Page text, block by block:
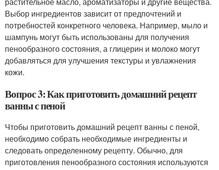
Выбор ингредиентов зависит от предпочтений и
потребностей конкретного человека. Например, мыло и
шампунь могут быть использованы для получения
пенообразного состояния, а глицерин и молоко могут
добавляться для улучшения текстуры и увлажнения
кожи.
Вопрос 3: Как приготовить домашний рецепт
ванны с пеной
Чтобы приготовить домашний рецепт ванны с пеной,
необходимо собрать необходимые ингредиенты и
следовать определенному рецепту. Обычно, для
приготовления пенообразного состояния используются